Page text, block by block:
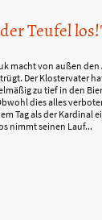
Teufel
macht von außen
Der Klostervater
zu tief in den
dies alles
Tag als der Kardinal
nimmt seinen Lauf...